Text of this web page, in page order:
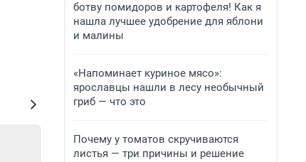
ботву помидоров и картофеля! Как я
нашла лучшее удобрение для яблони
и малины
«Напоминает куриное мясо»:
ярославцы нашли в лесу необычный
гриб — что это
Почему у томатов скручиваются
листья — три причины и решение